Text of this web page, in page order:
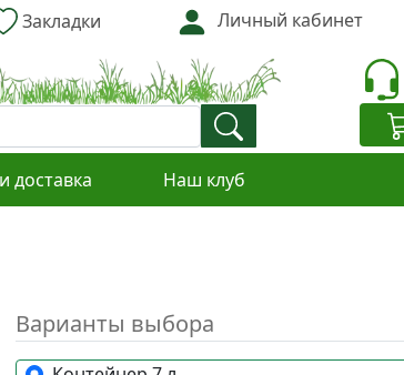
Закладки Личный кабинет
доставка Наш клуб
Варианты выбора